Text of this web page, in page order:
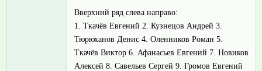
Вверхний ряд слева направо:
1. Ткачёв Евгений 2. Кузнецов Андрей 3.
Тюрюханов Денис 4. Оленников Роман 5.
Ткачёв Виктор 6. Афанасьев Евгений 7. Новиков
Алексей 8. Савельев Сергей 9. Громов Евгений